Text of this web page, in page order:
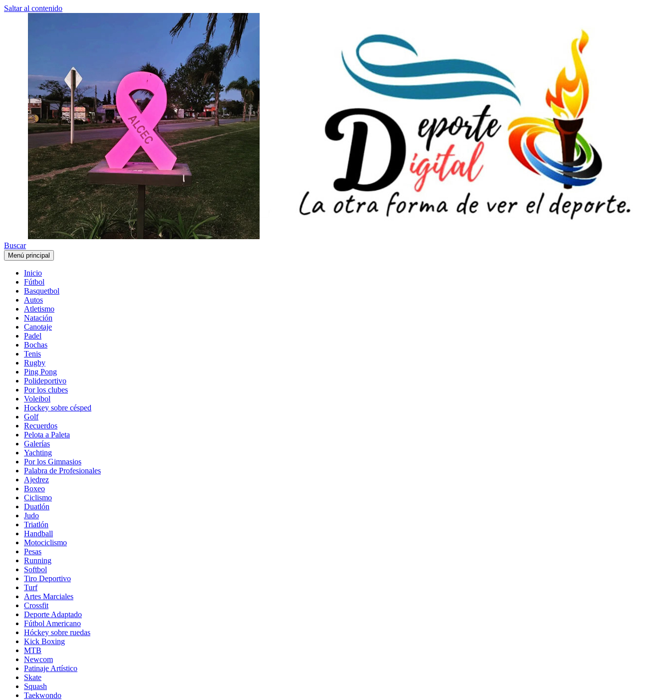
Saltar al contenido
Buscar
Menú principal
Inicio
Fútbol
Basquetbol
Autos
Atletismo
Natación
Canotaje
Padel
Bochas
Tenis
Rugby
Ping Pong
Polideportivo
Por los clubes
Voleibol
Hockey sobre césped
Golf
Recuerdos
Pelota a Paleta
Galerías
Yachting
Por los Gimnasios
Palabra de Profesionales
Ajedrez
Boxeo
Ciclismo
Duatlón
Judo
Triatlón
Handball
Motociclismo
Pesas
Running
Softbol
Tiro Deportivo
Turf
Artes Marciales
Crossfit
Deporte Adaptado
Fútbol Americano
Hóckey sobre ruedas
Kick Boxing
MTB
Newcom
Patinaje Artístico
Skate
Squash
Taekwondo